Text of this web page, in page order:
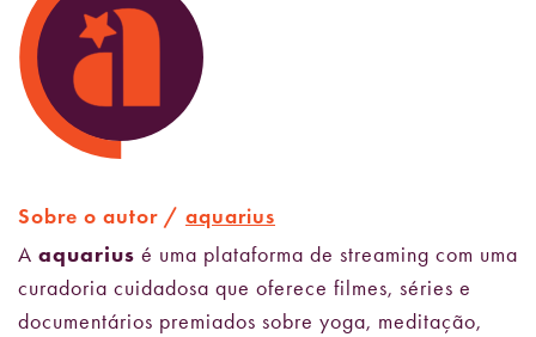
Sobre o autor / aquarius
A aquarius é uma plataforma de streaming com uma
curadoria cuidadosa que oferece filmes, séries e
documentários premiados sobre yoga, meditação,